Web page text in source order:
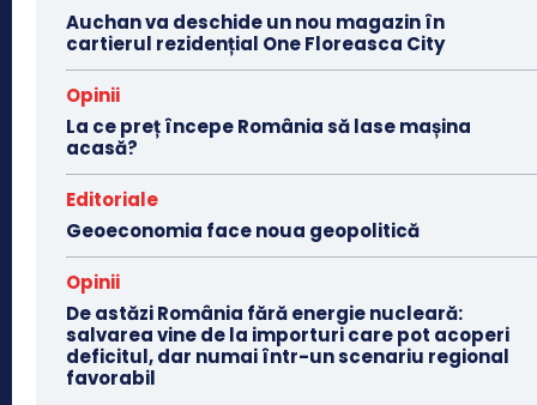
Auchan va deschide un nou magazin în
cartierul rezidențial One Floreasca City
Opinii
La ce preț începe România să lase mașina
acasă?
Editoriale
Geoeconomia face noua geopolitică
Opinii
De astăzi România fără energie nucleară:
salvarea vine de la importuri care pot acoperi
deficitul, dar numai într-un scenariu regional
favorabil